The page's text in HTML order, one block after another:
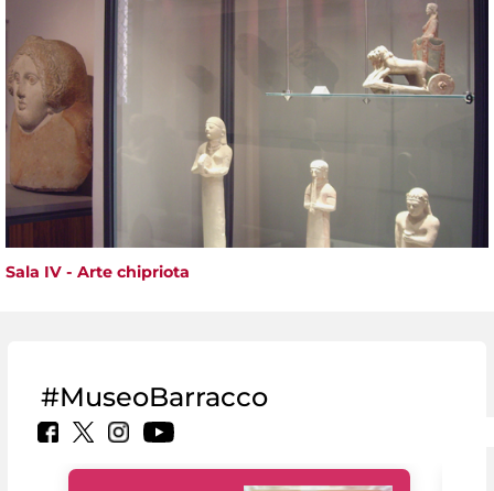
Sala IV - Arte chipriota
#MuseoBarracco